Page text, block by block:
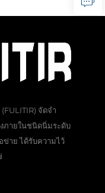
จัดจำ
ภายในชนิดนิ่มระดับ
ข่าย ได้รับความไว้